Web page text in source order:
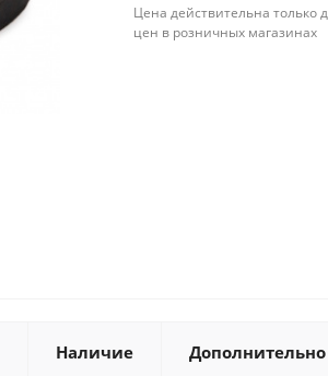
Цена действительна только
цен в розничных магазинах
Наличие Дополнительно